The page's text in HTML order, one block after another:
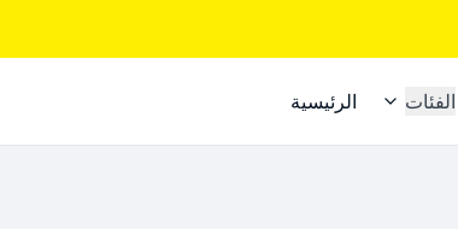
الرئيسية الفئات